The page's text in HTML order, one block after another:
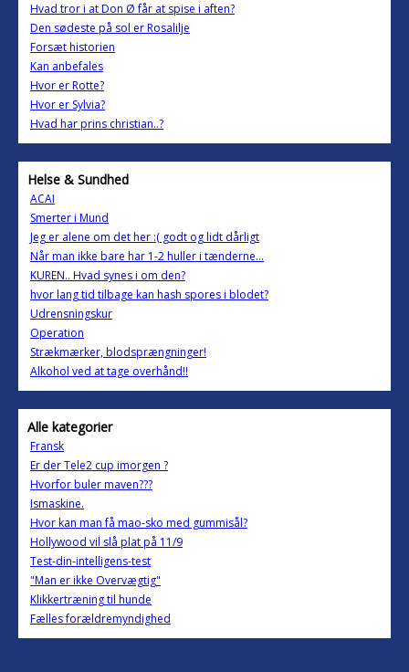
Hvad tror i at Don Ø får at spise i aften?
Den sødeste på sol er Rosalilje
Forsæt historien
Kan anbefales
Hvor er Rotte?
Hvor er Sylvia?
Hvad har prins christian..?
Helse & Sundhed
ACAI
Smerter i Mund
Jeg er alene om det her :( godt og lidt dårligt
Når man ikke bare har 1-2 huller i tænderne...
KUREN.. Hvad synes i om den?
hvor lang tid tilbage kan hash spores i blodet?
Udrensningskur
Operation
Strækmærker, blodsprængninger!
Alkohol ved at tage overhånd!!
Alle kategorier
Fransk
Er der Tele2 cup imorgen ?
Hvorfor buler maven???
Ismaskine.
Hvor kan man få mao-sko med gummisål?
Hollywood vil slå plat på 11/9
Test-din-intelligens-test
"Man er ikke Overvægtig"
Klikkertræning til hunde
Fælles forældremyndighed